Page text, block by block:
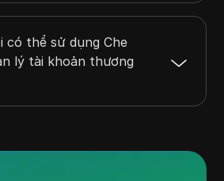
có thể sử dụng Che
lý tài khoản thương